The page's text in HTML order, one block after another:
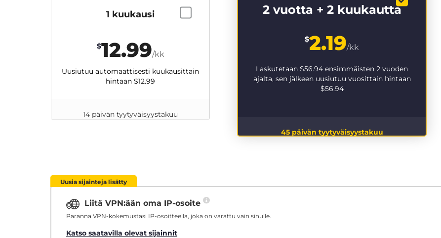
2 vuotta + 2 kuukautta
$2.19/kk
Laskutetaan $56.94 ensimmäisten 2 vuoden
ajalta, sen jälkeen uusiutuu vuosittain hintaan
$56.94
45 päivän tyytyväisyystakuu
1 kuukausi
$12.99/kk
Uusiutuu automaattisesti kuukausittain
hintaan $12.99
14 päivän tyytyväisyystakuu
Uusia sijainteja lisätty
Liitä VPN:ään oma IP-osoite
Paranna VPN-kokemustasi IP-osoitteella, joka on varattu vain sinulle.
Katso saatavilla olevat sijainnit